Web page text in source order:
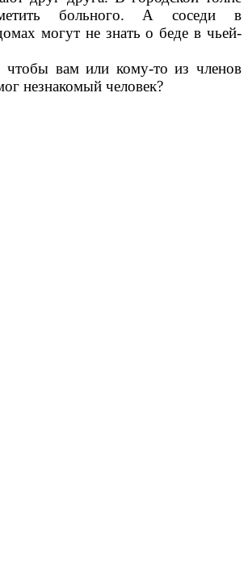
больного. А соседи в
могут не знать о беде в чьей-
чтобы вам или кому-то из членов
незнакомый человек?